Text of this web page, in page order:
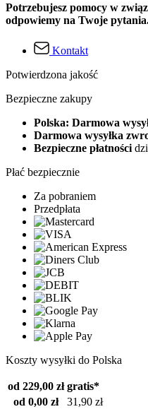
Potrzebujesz pomocy w
odpowiemy na Twoje
Kontakt
Potwierdzona jakość
Bezpieczne zakupy
Polska: Darmowa
Darmowa wysyłka
Bezpieczne płatności
Płać bezpiecznie
Za pobraniem
Przedpłata
Koszty wysyłki do Polska
od 229,00 zł gratis*
od 0,00 zł
31,90 zł